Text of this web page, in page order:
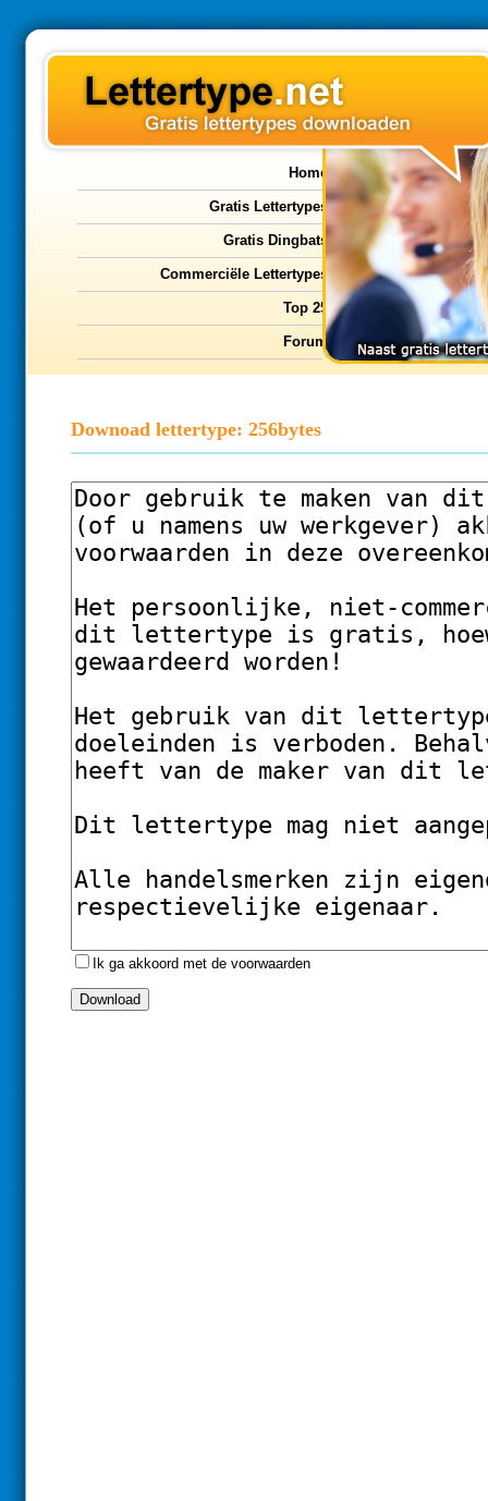
Home
Gratis Lettertypes
Gratis Dingbats
Commerciële Lettertypes
Top 25
Forum
Downoad lettertype: 256bytes
Ik ga akkoord met de voorwaarden